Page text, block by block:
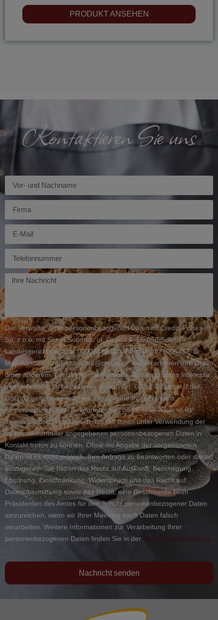
Rated
0
out
of
PRODUKT ANSEHEN
Kontaktieren Sie uns
Imię
Firma
Telefon
Twoja
wiadomość
Der Verwalter Ihrer personenbezogenen Daten ist Credin Polska
Sp. z o.o. mit Sitz in Sobótka, ul. Czysta 6, 55-050 Sobótka,
Landesgerichtsregister 0000148982, USt-IdNr. 8971006452, E-
Mail-Adresse: credin.sobotka@credin.pl. Wir verarbeiten Ihre Daten
unter anderem, um das Kontaktformular als berechtigtes Interesse
des Verwalters zu betreiben – gemäß Art. 6 Abs. 1 Buchst. f der
DSGVO geltend zu machen. Die Angabe Ihres Namens,
Firmennamens, Ihrer Telefonnummer und E-Mail-Adresse ist
freiwillig, jedoch erforderlich, um mit Ihnen unter Verwendung der
im Kontaktformular angegebenen personenbezogenen Daten in
Kontakt treten zu können. Ohne die Angabe der vorgenannten
Daten ist es nicht möglich, Ihre Anfrage zu beantworten oder darauf
einzugehen. Sie haben das Recht auf Auskunft, Berichtigung,
Löschung, Einschränkung, Widerspruch und das Recht auf
Datenübermittlung sowie das Recht, eine Beschwerde beim
Präsidenten des Amtes für den Schutz personenbezogener Daten
einzureichen, wenn wir Ihrer Meinung nach Daten falsch
verarbeiten. Weitere Informationen zur Verarbeitung Ihrer
personenbezogenen Daten finden Sie in der Datenschutzerklärung.
Nachricht senden